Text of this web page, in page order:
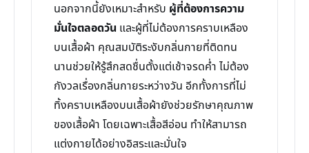
นอกจากนี้ยังเหมาะสำหรับ ผู้ที่ต้องการความ
มั่นใจตลอดวัน และผู้ที่ไม่ต้องการคราบเหลือง
บนเสื้อผ้า คุณสมบัติระงับกลิ่นกายที่ติดทน
นานช่วยให้รู้สึกสดชื่นตั้งแต่เช้าจรดค่ำ ไม่ต้อง
กังวลเรื่องกลิ่นกายระหว่างวัน อีกทั้งการที่ไม่
ทิ้งคราบเหลืองบนเสื้อผ้ายังช่วยรักษาคุณภาพ
ของเสื้อผ้า โดยเฉพาะเสื้อสีอ่อน ทำให้สามารถ
แต่งกายได้อย่างอิสระและมั่นใจ